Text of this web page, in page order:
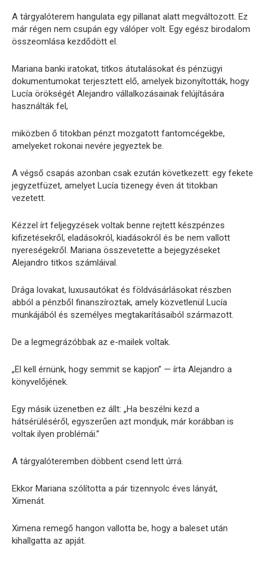
A tárgyalóterem hangulata egy pillanat alatt megváltozott. Ez
már régen nem csupán egy válóper volt. Egy egész birodalom
összeomlása kezdődött el.
Mariana banki iratokat, titkos átutalásokat és pénzügyi
dokumentumokat terjesztett elő, amelyek bizonyították, hogy
Lucía örökségét Alejandro vállalkozásainak felújítására
használták fel,
miközben ő titokban pénzt mozgatott fantomcégekbe,
amelyeket rokonai nevére jegyeztek be.
A végső csapás azonban csak ezután következett: egy fekete
jegyzetfüzet, amelyet Lucía tizenegy éven át titokban
vezetett.
Kézzel írt feljegyzések voltak benne rejtett készpénzes
kifizetésekről, eladásokról, kiadásokról és be nem vallott
nyereségekről. Mariana összevetette a bejegyzéseket
Alejandro titkos számláival.
Drága lovakat, luxusautókat és földvásárlásokat részben
abból a pénzből finanszíroztak, amely közvetlenül Lucía
munkájából és személyes megtakarításaiból származott.
De a legmegrázóbbak az e-mailek voltak.
„El kell érnünk, hogy semmit se kapjon” — írta Alejandro a
könyvelőjének.
Egy másik üzenetben ez állt: „Ha beszélni kezd a
hátsérüléséről, egyszerűen azt mondjuk, már korábban is
voltak ilyen problémái.”
A tárgyalóteremben döbbent csend lett úrrá.
Ekkor Mariana szólította a pár tizennyolc éves lányát,
Ximenát.
Ximena remegő hangon vallotta be, hogy a baleset után
kihallgatta az apját.